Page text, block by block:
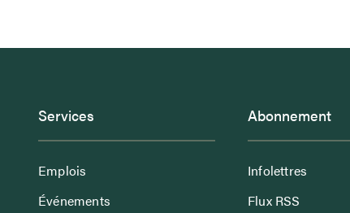
Services
Emplois
Événements
Abonnement
Infolettres
Flux RSS